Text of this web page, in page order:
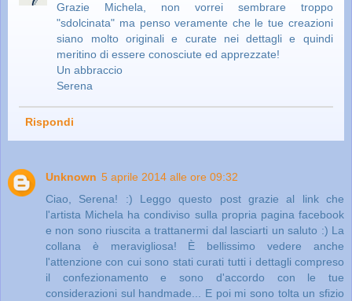
Grazie Michela, non vorrei sembrare troppo
"sdolcinata" ma penso veramente che le tue creazioni
siano molto originali e curate nei dettagli e quindi
meritino di essere conosciute ed apprezzate!
Un abbraccio
Serena
Rispondi
Unknown 5 aprile 2014 alle ore 09:32
Ciao, Serena! :) Leggo questo post grazie al link che
l'artista Michela ha condiviso sulla propria pagina facebook
e non sono riuscita a trattanermi dal lasciarti un saluto :) La
collana è meravigliosa! È bellissimo vedere anche
l'attenzione con cui sono stati curati tutti i dettagli compreso
il confezionamento e sono d'accordo con le tue
considerazioni sul handmade... E poi mi sono tolta un sfizio